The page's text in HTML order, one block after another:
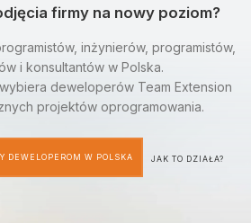
firmy na nowy poziom?
inżynierów, programistów,
i konsultantów w Polska.
deweloperów Team Extension
projektów oprogramowania.
DEWELOPEROM W POLSKA JAK TO DZIAŁA?